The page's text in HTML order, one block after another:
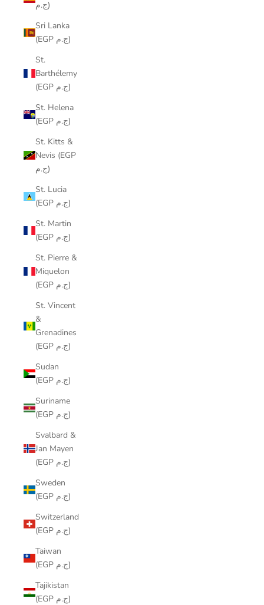
ج.م)
Sri Lanka
(EGP ج.م)
St.
Barthélemy
(EGP ج.م)
St. Helena
(EGP ج.م)
St. Kitts &
Nevis (EGP
ج.م)
St. Lucia
(EGP ج.م)
St. Martin
(EGP ج.م)
St. Pierre &
Miquelon
(EGP ج.م)
St. Vincent
&
Grenadines
(EGP ج.م)
Sudan
(EGP ج.م)
Suriname
(EGP ج.م)
Svalbard &
Jan Mayen
(EGP ج.م)
Sweden
(EGP ج.م)
Switzerland
(EGP ج.م)
Taiwan
(EGP ج.م)
Tajikistan
(EGP ج.م)